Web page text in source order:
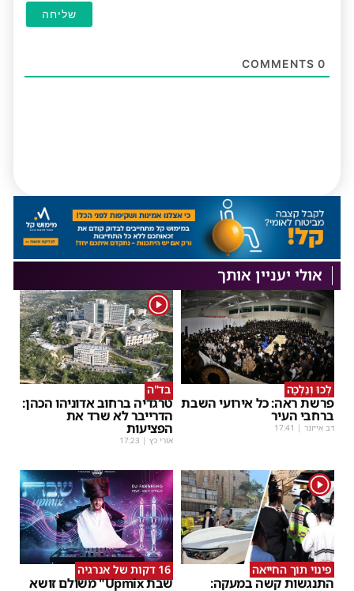
0
אולי יעניין אותך
לְכוּ וְנֵלְכָה
פרשת ראה: כל אירועי השבת
ברחבי העיר
דב אייזנר |
17:41
1
בד"ה
טרגדיה ברחוב אדוניהו הכהן:
הדרייבר לא שרד את
הפציעות
אורי כץ |
17:23
1
פינוי תוך החייאה
התנגשות קשה במעקה:
16 דקות של אנרגיה
שבת Upmix" משולם זושא